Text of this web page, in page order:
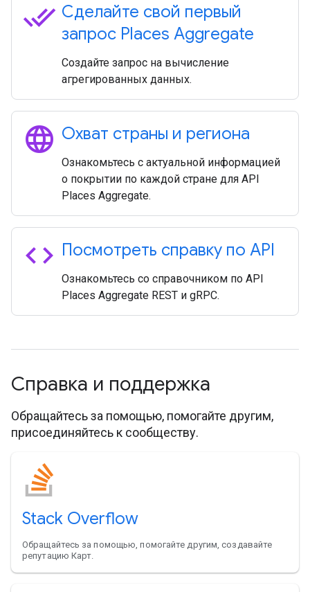
done_all Сделайте свой первый
запрос Places Aggregate
Создайте запрос на вычисление
агрегированных данных.
language Охват страны и региона
Ознакомьтесь с актуальной информацией
о покрытии по каждой стране для API
Places Aggregate.
code Посмотреть справку по API
Ознакомьтесь со справочником по API
Places Aggregate REST и gRPC.
Справка и поддержка
Обращайтесь за помощью, помогайте другим,
присоединяйтесь к сообществу.
Stack Overflow
Обращайтесь за помощью, помогайте другим, создавайте
репутацию Карт.